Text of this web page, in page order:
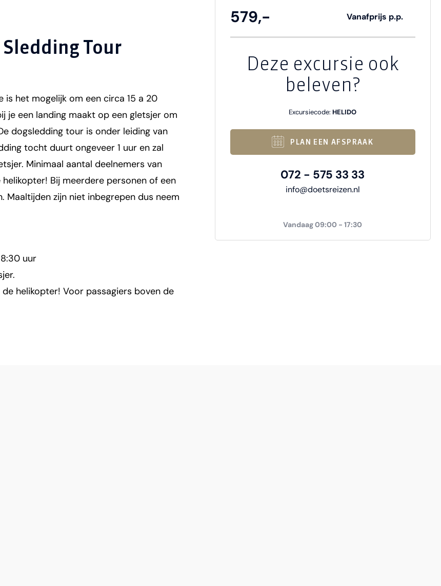
Tour
is het mogelijk om een circa 15 a 20
je een landing maakt op een gletsjer om
dogsledding tour is onder leiding van
tocht duurt ongeveer 1 uur en zal
Minimaal aantal deelnemers van
Bij meerdere personen of een
Maaltijden zijn niet inbegrepen dus neem
uur
helikopter! Voor passagiers boven de
579,- Vanafprijs p.p.
Deze excursie ook
beleven?
Excursiecode:HELIDO
PLAN EEN AFSPRAAK
072 - 575 33 33
info@doetsreizen.nl
Vandaag 09:00 - 17:30